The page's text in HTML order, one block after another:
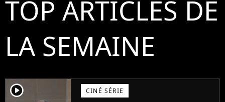
TOP ARTICLES DE
LA SEMAINE
player2 CINÉ SÉRIE